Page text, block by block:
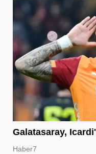
Galatasaray,
Haber7